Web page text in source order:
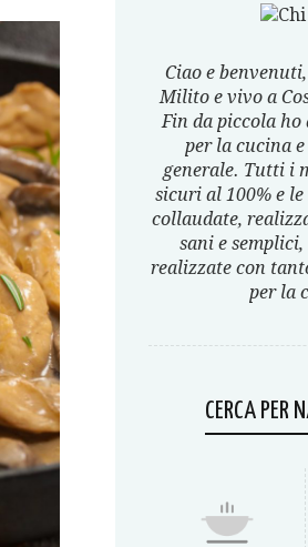
Ciao e
Milito e vivo a
Fin da piccola ho
per la cucina
generale. Tutti i
sicuri al 100% e
collaudate,
sani e
realizzate con
per la
CERCA PER